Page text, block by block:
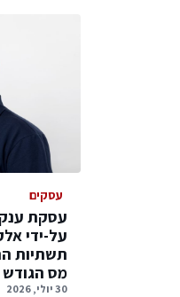
עסקים
עסקת
על-ידי
תשתיות
מס הגודש
30 יולי, 2026